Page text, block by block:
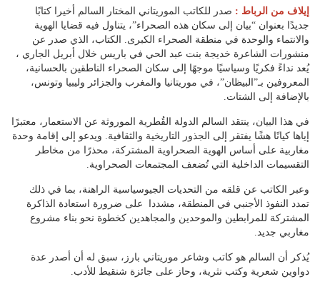
إيلاف من الرباط : صدر للكاتب الموريتاني المختار السالم أخيرا كتابًا
جديدًا بعنوان “بيان إلى سكان هذه الصحراء”، يتناول فيه قضايا الهوية
والانتماء والوحدة في منطقة الصحراء الكبرى. الكتاب، الذي صدر عن
منشورات الشاعرة خديجة بنت عبد الحي في باريس خلال أبريل الجاري ،
يُعد نداءً فكريًا وسياسيًا موجهًا إلى سكان الصحراء الناطقين بالحسانية،
المعروفين بـ”البيظان”، في موريتانيا والمغرب والجزائر وليبيا وتونس،
بالإضافة إلى الشتات.
في هذا البيان، ينتقد السالم الدولة القُطرية الموروثة عن الاستعمار، معتبرًا
إياها كيانًا هشًا يفتقر إلى الجذور التاريخية والثقافية. ويدعو إلى إقامة وحدة
مغاربية على أساس الهوية الصحراوية المشتركة، محذرًا من مخاطر
التقسيمات الداخلية التي تُضعف المجتمعات الصحراوية.
وعبر الكاتب عن قلقه من التحديات الجيوسياسية الراهنة، بما في ذلك
تمدد النفوذ الأجنبي في المنطقة، مشددا على ضرورة استعادة الذاكرة
المشتركة للمرابطين والموحدين والمجاهدين كخطوة نحو بناء مشروع
مغاربي جديد.
يُذكر أن السالم هو كاتب وشاعر موريتاني بارز، سبق له أن أصدر عدة
دواوين شعرية وكتب نثرية، وحاز على جائزة شنقيط للأدب.